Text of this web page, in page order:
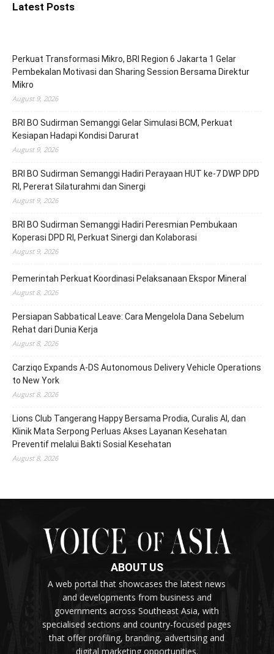
Latest Posts
Perkuat Transformasi Mikro, BRI Region 6 Jakarta 1 Gelar
Pembekalan Motivasi dan Sharing Session Bersama Direktur
Mikro
August 9, 2026
BRI BO Sudirman Semanggi Gelar Simulasi BCM, Perkuat
Kesiapan Hadapi Kondisi Darurat
August 9, 2026
BRI BO Sudirman Semanggi Hadiri Perayaan HUT ke-7 DWP DPD
RI, Pererat Silaturahmi dan Sinergi
August 9, 2026
BRI BO Sudirman Semanggi Hadiri Peresmian Pembukaan
Koperasi DPD RI, Perkuat Sinergi dan Kolaborasi
August 9, 2026
Pemerintah Perkuat Koordinasi Pelaksanaan Ekspor Mineral
August 8, 2026
Persiapan Sabbatical Leave: Cara Mengelola Dana Sebelum
Rehat dari Dunia Kerja
August 8, 2026
Carziqo Expands A-DS Autonomous Delivery Vehicle Operations
to New York
August 8, 2026
Lions Club Tangerang Happy Bersama Prodia, Curalis AI, dan
Klinik Mata Serpong Perluas Akses Layanan Kesehatan
Preventif melalui Bakti Sosial Kesehatan
August 8, 2026
ABOUT US
A web portal that showcases the latest news
and developments from business and
governments across Southeast Asia, with
specialised sections and country-focused pages
that offer profiling, branding, advertising and
digital marketing opportunities.